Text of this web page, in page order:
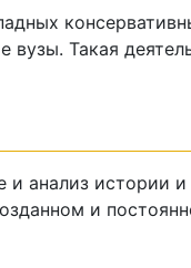
Такая
и анализ истории
и